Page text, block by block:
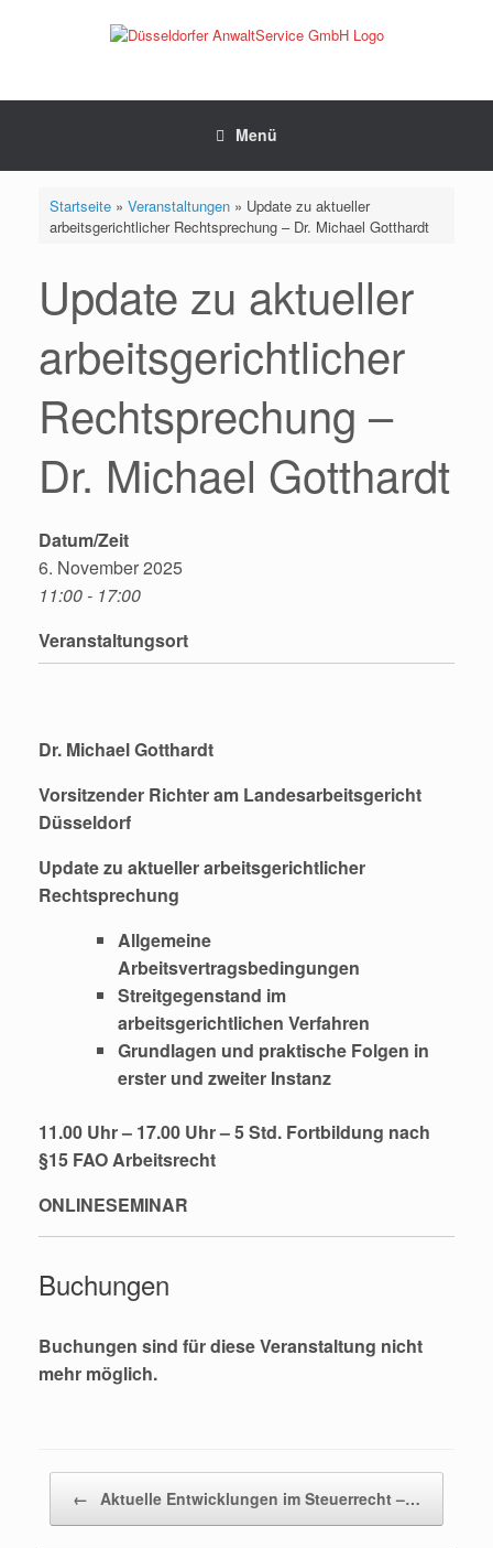
Menü
Startseite» Veranstaltungen» Update zu aktueller
arbeitsgerichtlicher Rechtsprechung – Dr. Michael Gotthardt
Update zu aktueller
arbeitsgerichtlicher
Rechtsprechung –
Dr. Michael Gotthardt
Datum/Zeit
6. November 2025
11:00 - 17:00
Veranstaltungsort
Dr. Michael Gotthardt
Vorsitzender Richter am Landesarbeitsgericht
Düsseldorf
Update zu aktueller arbeitsgerichtlicher
Rechtsprechung
Allgemeine
Arbeitsvertragsbedingungen
Streitgegenstand im
arbeitsgerichtlichen Verfahren
Grundlagen und praktische Folgen in
erster und zweiter Instanz
11.00 Uhr – 17.00 Uhr –5 Std. Fortbildung nach
§15 FAOArbeitsrecht
ONLINESEMINAR
Buchungen
Buchungen sind für diese Veranstaltung nicht
mehr möglich.
← Aktuelle Entwicklungen im Steuerrecht –…